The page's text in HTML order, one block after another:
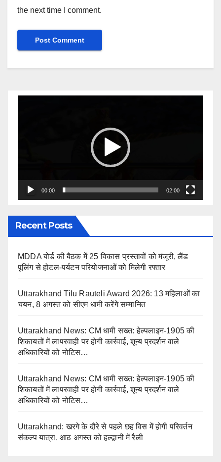
the next time I comment.
00:00 02:00
Recent Posts
MDDA बोर्ड की बैठक में 25 विकास प्रस्तावों को मंजूरी, लैंड
पूलिंग से होटल-पर्यटन परियोजनाओं को मिलेगी रफ्तार
Uttarakhand Tilu Rauteli Award 2026: 13 महिलाओं का
चयन, 8 अगस्त को सीएम धामी करेंगे सम्मानित
Uttarakhand News: CM धामी सख्त: हेल्पलाइन-1905 की
शिकायतों में लापरवाही पर होगी कार्रवाई, शून्य प्रदर्शन वाले
अधिकारियों को नोटिस…
Uttarakhand News: CM धामी सख्त: हेल्पलाइन-1905 की
शिकायतों में लापरवाही पर होगी कार्रवाई, शून्य प्रदर्शन वाले
अधिकारियों को नोटिस…
Uttarakhand: खरगे के दौरे से पहले छह विस में होगी परिवर्तन
संकल्प यात्रा, आठ अगस्त को हल्द्वानी में रैली